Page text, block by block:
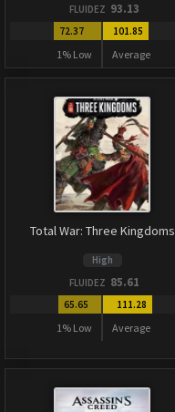
FLUIDEZ 93.13
72.37
1% Low
101.85
Average
Total War: Three Kingdoms
High
FLUIDEZ 85.61
65.65
1% Low
111.28
Average